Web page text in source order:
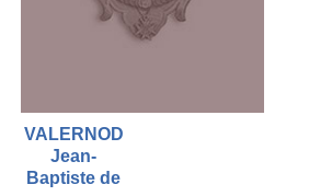
VALERNOD
Jean-
Baptiste de